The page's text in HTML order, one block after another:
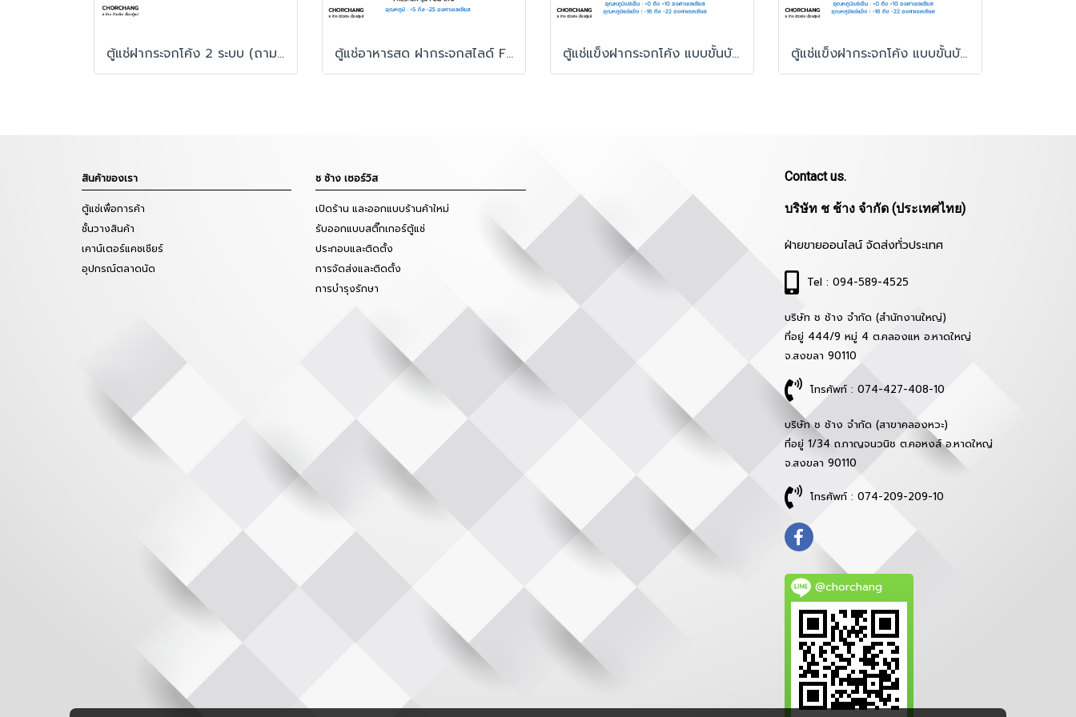
ตู้แช่ฝากระจกโค้ง 2 ระบบ (ถามหลุม) Sanden รุ่น SNC-0850P ตู้แช่อาหารสด ฝากระจกสไลด์ FRESHER รุ่น FCG-870 ตู้แช่แข็งฝากระจกโค้ง แบบขั้นบันได Fresher รุ่น CS-2500TL ตู้แช่แข็งฝากระจกโค้ง แบบขั้นบันได FRESHER รุ่น CS-2000TL
สินค้าของเรา
ตู้แช่เพื่อการค้า
ชั้นวางสินค้า
เคาน์เตอร์แคชเชียร์
อุปกรณ์ตลาดนัด
ช ช้าง เซอร์วิส
เปิดร้าน และออกแบบร้านค้าใหม่
รับออกแบบสติ๊กเกอร์ตู้แช่
ประกอบและติดตั้ง
การจัดส่งและติดตั้ง
การบำรุงรักษา
Contact us.
บริษัท ช ช้าง จำกัด (ประเทศไทย)
ฝ่ายขายออนไลน์ จัดส่งทั่วประเทศ
Tel : 094-589-4525
บริษัท ช ช้าง จำกัด (สำนักงานใหญ่)
ที่อยู่ 444/9 หมู่ 4 ต.คลองแห อ.หาดใหญ่
จ.สงขลา 90110
โทรศัพท์ : 074-427-408-10
บริษัท ช ช้าง จำกัด (สาขาคลองหวะ)
ที่อยู่ 1/34 ถ.กาญจนวนิช ต.คอหงส์ อ.หาดใหญ่
จ.สงขลา 90110
โทรศัพท์ : 074-209-209-10
@chorchang